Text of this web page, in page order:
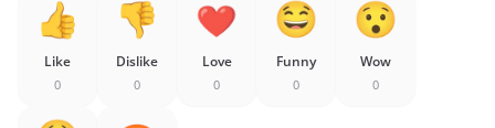
Like
0
Dislike
0
Love
0
Funny
0
Wow
0